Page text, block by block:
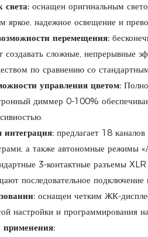
оснащен оригинальным
яркое, надежное освещение и
перемещения:
создавать сложные, непрерывные
по сравнению со
управления цветом:
диммер 0-100%
интеграция: предлагает 18
а также автономные режимы
3-контактные разъемы
последовательное подключение
оснащен четким ЖК-
настройки и программирования